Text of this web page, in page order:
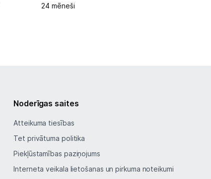
24 mēneši
Noderīgas saites
Atteikuma tiesības
Tet privātuma politika
Piekļūstamības paziņojums
Interneta veikala lietošanas un pirkuma noteikumi